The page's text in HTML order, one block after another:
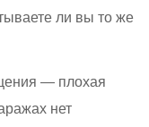
ли вы то же
— плохая
нет